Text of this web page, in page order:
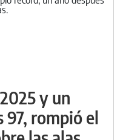
y un
97, rompió el